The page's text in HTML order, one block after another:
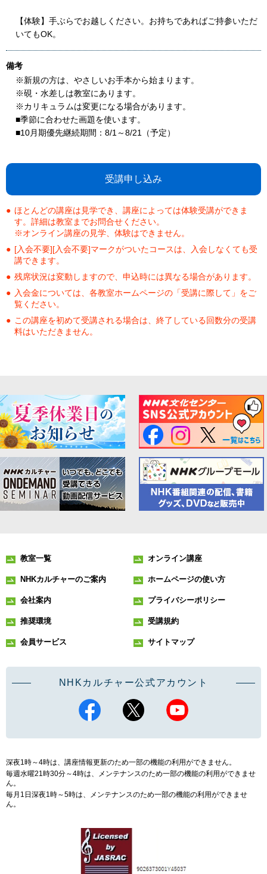
【体験】手ぶらでお越しください。お持ちであればご持参いただ
いてもOK。
備考
※新規の方は、やさしいお手本から始まります。
※硯・水差しは教室にあります。
※カリキュラムは変更になる場合があります。
■季節に合わせた画題を使います。
■10月期優先継続期間：8/1～8/21（予定）
受講申し込み
ほとんどの講座は見学でき、講座によっては体験受講ができま
す。詳細は教室までお問合せください。
※オンライン講座の見学、体験はできません。
[入会不要][入会不要]マークがついたコースは、入会しなくても受
講できます。
残席状況は変動しますので、申込時には異なる場合があります。
入会金については、各教室ホームページの「受講に際して」をご
覧ください。
この講座を初めて受講される場合は、終了している回数分の受講
料はいただきません。
教室一覧 オンライン講座
NHKカルチャーのご案内 ホームページの使い方
会社案内 プライバシーポリシー
推奨環境 受講規約
会員サービス サイトマップ
NHKカルチャー公式アカウント
深夜1時～4時は、講座情報更新のため一部の機能の利用ができません。
毎週水曜21時30分～4時は、メンテナンスのため一部の機能の利用ができませ
ん。
毎月1日深夜1時～5時は、メンテナンスのため一部の機能の利用ができませ
ん。